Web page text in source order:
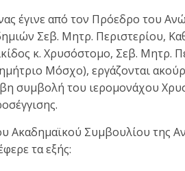
έγινε από τον Πρόεδρο του
Σεβ. Μητρ. Περιστερίου,
κ. Χρυσόστομο, Σεβ. Μητρ.
Μόσχο), εργάζονται
συμβολή του ιερομονάχου
Συμβουλίου της
τα εξής: